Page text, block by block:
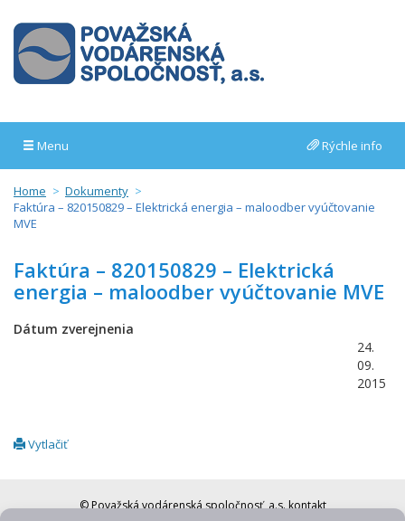
Menu Rýchle info
Home
Dokumenty
Faktúra – 820150829 – Elektrická energia – maloodber vyúčtovanie
MVE
Faktúra – 820150829 – Elektrická
energia – maloodber vyúčtovanie MVE
Dátum zverejnenia
24.
09.
2015
Vytlačiť
© Považská vodárenská spoločnosť, a.s.kontakt